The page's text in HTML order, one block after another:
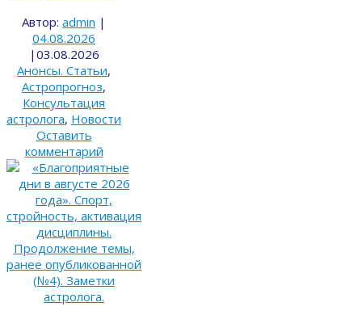
Автор: admin |
04.08.2026
| 03.08.2026
Анонсы. Статьи,
Астропрогноз,
Консультация
астролога, Новости
Оставить
комментарий